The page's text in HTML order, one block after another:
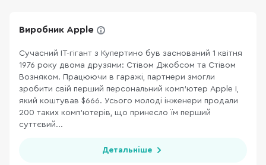
Виробник Apple
Сучасний ІТ-гігант з Купертино був заснований 1 квітня
1976 року двома друзями: Стівом Джобсом та Стівом
Возняком. Працюючи в гаражі, партнери змогли
зробити свій перший персональний комп’ютер Apple I,
який коштував $666. Усього молоді інженери продали
200 таких комп’ютерів, що принесло їм перший
суттєвий...
Детальніше